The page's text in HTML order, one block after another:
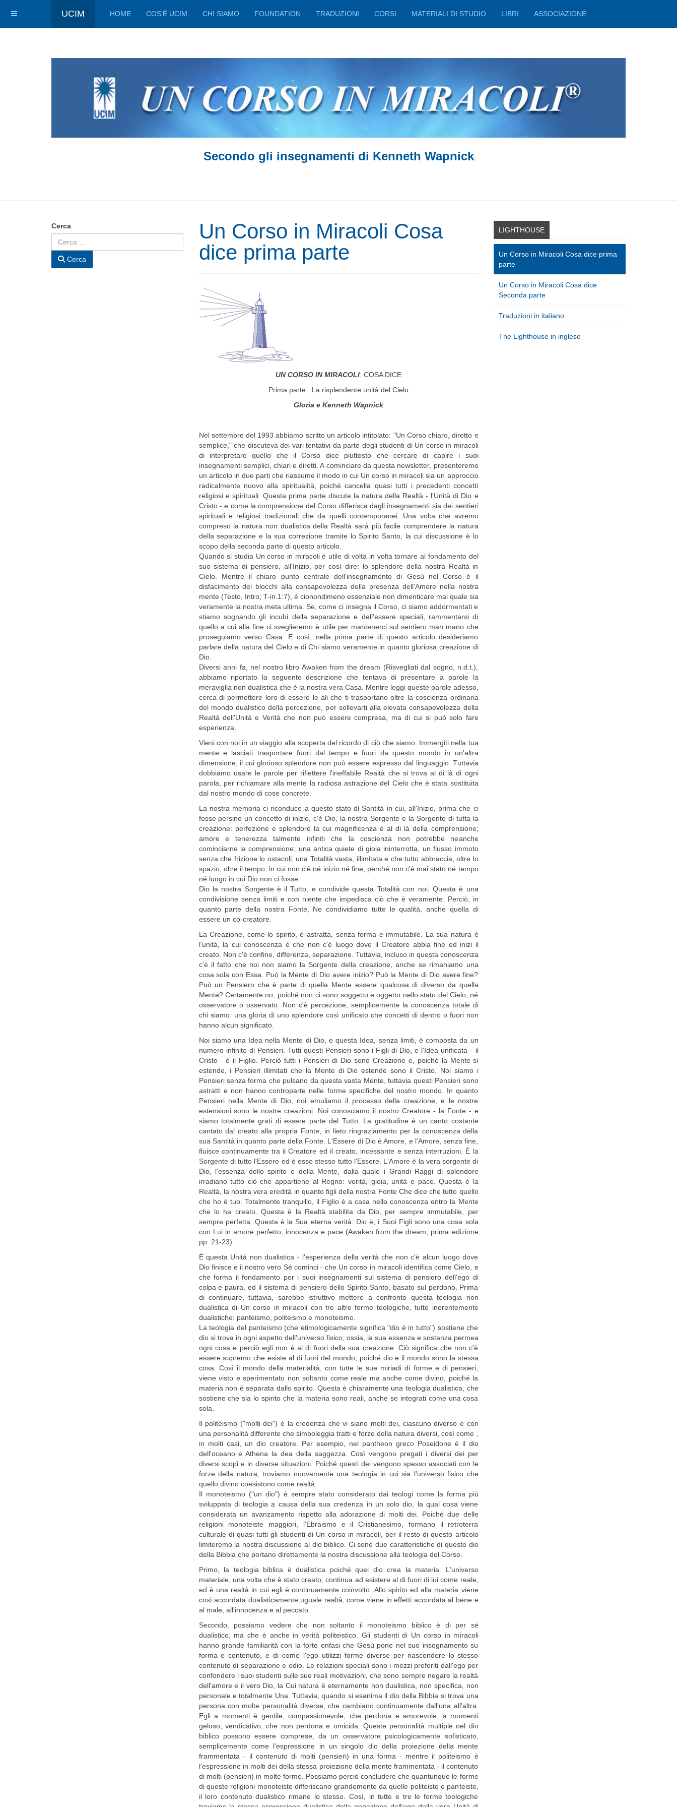
UCIM HOME COS'È UCIM CHI SIAMO FOUNDATION TRADUZIONI CORSI MATERIALI DI STUDIO LIBRI ASSOCIAZIONE
Secondo gli insegnamenti di Kenneth Wapnick
Un Corso in Miracoli Cosa
dice prima parte
UN CORSO IN MIRACOLI: COSA DICE
Prima parte : La risplendente unità del Cielo
Gloria e Kenneth Wapnick
Nel settembre del 1993 abbiamo scritto un articolo intitolato: "Un Corso chiaro, diretto e
semplice," che discuteva dei vari tentativi da parte degli studenti di Un corso in miracoli
di interpretare quello che il Corso dice piuttosto che cercare di capire i suoi
insegnamenti semplici, chiari e diretti. A cominciare da questa newsletter, presenteremo
un articolo in due parti che riassume il modo in cui Un corso in miracoli sia un approccio
radicalmente nuovo alla spiritualità, poiché cancella quasi tutti i precedenti concetti
religiosi e spirituali. Questa prima parte discute la natura della Realtà - l'Unità di Dio e
Cristo - e come la comprensione del Corso differisca dagli insegnamenti sia dei sentieri
spirituali e religiosi tradizionali che da quelli contemporanei. Una volta che avremo
compreso la natura non dualistica della Realtà sarà più facile comprendere la natura
della separazione e la sua correzione tramite lo Spirito Santo, la cui discussione è lo
scopo della seconda parte di questo articolo.
Quando si studia Un corso in miracoli è utile di volta in volta tornare al fondamento del
suo sistema di pensiero, all'Inizio, per così dire: lo splendore della nostra Realtà in
Cielo. Mentre il chiaro punto centrale dell'insegnamento di Gesù nel Corso è il
disfacimento dei blocchi alla consapevolezza della presenza dell'Amore nella nostra
mente (Testo, Intro; T-in.1:7), è cionondimeno essenziale non dimenticare mai quale sia
veramente la nostra meta ultima. Se, come ci insegna il Corso, ci siamo addormentati e
stiamo sognando gli incubi della separazione e dell'essere speciali, rammentarsi di
quello a cui alla fine ci sveglieremo è utile per mantenerci sul sentiero man mano che
proseguiamo verso Casa. E così, nella prima parte di questo articolo desideriamo
parlare della natura del Cielo e di Chi siamo veramente in quanto gloriosa creazione di
Dio.
Diversi anni fa, nel nostro libro Awaken from the dream (Risvegliati dal sogno, n.d.t.),
abbiamo riportato la seguente descrizione che tentava di presentare a parole la
meraviglia non dualistica che è la nostra vera Casa. Mentre leggi queste parole adesso,
cerca di permettere loro di essere le ali che ti trasportano oltre la coscienza ordinaria
del mondo dualistico della percezione, per sollevarti alla elevata consapevolezza della
Realtà dell'Unità e Verità che non può essere compresa, ma di cui si può solo fare
esperienza.
Vieni con noi in un viaggio alla scoperta del ricordo di ciò che siamo. Immergiti nella tua
mente e lasciati trasportare fuori dal tempo e fuori da questo mondo in un'altra
dimensione, il cui glorioso splendore non può essere espresso dal linguaggio. Tuttavia
dobbiamo usare le parole per riflettere l'ineffabile Realtà che si trova al di là di ogni
parola, per richiamare alla mente la radiosa astrazione del Cielo che è stata sostituita
dal nostro mondo di cose concrete.
La nostra memoria ci riconduce a questo stato di Santità in cui, all'Inizio, prima che ci
fosse persino un concetto di inizio, c'è Dio, la nostra Sorgente e la Sorgente di tutta la
creazione: perfezione e splendore la cui magnificenza è al di là della comprensione;
amore e tenerezza talmente infiniti che la coscienza non potrebbe neanche
cominciarne la comprensione; una antica quiete di gioia ininterrotta, un flusso immoto
senza che frizione lo ostacoli; una Totalità vasta, illimitata e che tutto abbraccia, oltre lo
spazio, oltre il tempo, in cui non c'è né inizio né fine, perché non c'è mai stato né tempo
né luogo in cui Dio non ci fosse.
Dio la nostra Sorgente è il Tutto, e condivide questa Totalità con noi. Questa è una
condivisione senza limiti e con niente che impedisca ciò che è veramente. Perciò, in
quanto parte della nostra Fonte, Ne condividiamo tutte le qualità, anche quella di
essere un co-creatore.
La Creazione, come lo spirito, è astratta, senza forma e immutabile. La sua natura è
l'unità, la cui conoscenza è che non c'è luogo dove il Creatore abbia fine ed inizi il
creato. Non c'è confine, differenza, separazione. Tuttavia, incluso in questa conoscenza
c'è il fatto che noi non siamo la Sorgente della creazione, anche se rimaniamo una
cosa sola con Essa. Può la Mente di Dio avere inizio? Può la Mente di Dio avere fine?
Può un Pensiero che è parte di quella Mente essere qualcosa di diverso da quella
Mente? Certamente no, poiché non ci sono soggetto e oggetto nello stato del Cielo; né
osservatore o osservato. Non c'è percezione, semplicemente la conoscenza totale di
chi siamo: una gloria di uno splendore così unificato che concetti di dentro o fuori non
hanno alcun significato.
Noi siamo una Idea nella Mente di Dio, e questa Idea, senza limiti, è composta da un
numero infinito di Pensieri. Tutti questi Pensieri sono i Figli di Dio, e l'Idea unificata - il
Cristo - è il Figlio. Perciò tutti i Pensieri di Dio sono Creazione e, poiché la Mente si
estende, i Pensieri illimitati che la Mente di Dio estende sono il Cristo. Noi siamo i
Pensieri senza forma che pulsano da questa vasta Mente, tuttavia questi Pensieri sono
astratti e non hanno controparte nelle forme specifiche del nostro mondo. In quanto
Pensieri nella Mente di Dio, noi emuliamo il processo della creazione, e le nostre
estensioni sono le nostre creazioni. Noi conosciamo il nostro Creatore - la Fonte - e
siamo totalmente grati di essere parte del Tutto. La gratitudine è un canto costante
cantato dal creato alla propria Fonte, in lieto ringraziamento per la conoscenza della
sua Santità in quanto parte della Fonte. L'Essere di Dio è Amore, e l'Amore, senza fine,
fluisce continuamente tra il Creatore ed il creato, incessante e senza interruzioni. È la
Sorgente di tutto l'Essere ed è esso stesso tutto l'Essere. L'Amore è la vera sorgente di
Dio, l'essenza dello spirito e della Mente, dalla quale i Grandi Raggi di splendore
irradiano tutto ciò che appartiene al Regno: verità, gioia, unità e pace. Questa è la
Realtà, la nostra vera eredità in quanto figli della nostra Fonte Che dice che tutto quello
che ho è tuo. Totalmente tranquillo, il Figlio è a casa nella conoscenza entro la Mente
che lo ha creato. Questa è la Realtà stabilita da Dio, per sempre immutabile, per
sempre perfetta. Questa è la Sua eterna verità: Dio è; i Suoi Figli sono una cosa sola
con Lui in amore perfetto, innocenza e pace (Awaken from the dream, prima edizione
pp. 21-23).
È questa Unità non dualistica - l'esperienza della verità che non c'è alcun luogo dove
Dio finisce e il nostro vero Sé cominci - che Un corso in miracoli identifica come Cielo, e
che forma il fondamento per i suoi insegnamenti sul sistema di pensiero dell'ego di
colpa e paura, ed il sistema di pensiero dello Spirito Santo, basato sul perdono. Prima
di continuare, tuttavia, sarebbe istruttivo mettere a confronto questa teologia non
dualistica di Un corso in miracoli con tre altre forme teologiche, tutte inerentemente
dualistiche: panteismo, politeismo e monoteismo.
La teologia del panteismo (che etimologicamente significa "dio è in tutto") sostiene che
dio si trova in ogni aspetto dell'universo fisico; ossia, la sua essenza e sostanza permea
ogni cosa e perciò egli non è al di fuori della sua creazione. Ciò significa che non c'è
essere supremo che esiste al di fuori del mondo, poiché dio e il mondo sono la stessa
cosa. Così il mondo della materialità, con tutte le sue miriadi di forme e di pensieri,
viene visto e sperimentato non soltanto come reale ma anche come divino, poiché la
materia non è separata dallo spirito. Questa è chiaramente una teologia dualistica, che
sostiene che sia lo spirito che la materia sono reali, anche se integrati come una cosa
sola.
Il politeismo ("molti dei") è la credenza che vi siano molti dei, ciascuno diverso e con
una personalità differente che simboleggia tratti e forze della natura diversi, così come ,
in molti casi, un dio creatore. Per esempio, nel pantheon greco Poseidone è il dio
dell'oceano e Athena la dea della saggezza. Così vengono pregati i diversi dei per
diversi scopi e in diverse situazioni. Poiché questi dei vengono spesso associati con le
forze della natura, troviamo nuovamente una teologia in cui sia l'universo fisico che
quello divino coesistono come realtà.
Il monoteismo ("un dio") è sempre stato considerato dai teologi come la forma più
sviluppata di teologia a causa della sua credenza in un solo dio, la qual cosa viene
considerata un avanzamento rispetto alla adorazione di molti dei. Poiché due delle
religioni monoteiste maggiori, l'Ebraismo e il Cristianesimo, formano il retroterra
culturale di quasi tutti gli studenti di Un corso in miracoli, per il resto di questo articolo
limiteremo la nostra discussione al dio biblico. Ci sono due caratteristiche di questo dio
della Bibbia che portano direttamente la nostra discussione alla teologia del Corso.
Primo, la teologia biblica è dualistica poiché quel dio crea la materia. L'universo
materiale, una volta che è stato creato, continua ad esistere al di fuori di lui come reale,
ed è una realtà in cui egli è continuamente coinvolto. Allo spirito ed alla materia viene
così accordata dualisticamente uguale realtà, come viene in effetti accordata al bene e
al male, all'innocenza e al peccato.
Secondo, possiamo vedere che non soltanto il monoteismo biblico è di per sé
dualistico, ma che è anche in verità politeistico. Gli studenti di Un corso in miracoli
hanno grande familiarità con la forte enfasi che Gesù pone nel suo insegnamento su
forma e contenuto, e di come l'ego utilizzi forme diverse per nascondere lo stesso
contenuto di separazione e odio. Le relazioni speciali sono i mezzi preferiti dall'ego per
confondere i suoi studenti sulle sue reali motivazioni, che sono sempre negare la realtà
dell'amore e il vero Dio, la Cui natura è eternamente non dualistica, non specifica, non
personale e totalmente Una. Tuttavia, quando si esanima il dio della Bibbia si trova una
persona con molte personalità diverse, che cambiano continuamente dall'una all'altra.
Egli a momenti è gentile, compassionevole, che perdona e amorevole; a momenti
geloso, vendicativo, che non perdona e omicida. Queste personalità multiple nel dio
biblico possono essere comprese, da un osservatore psicologicamente sofisticato,
semplicemente come l'espressione in un singolo dio della proiezione della mente
frammentata - il contenuto di molti (pensieri) in una forma - mentre il politeismo è
l'espressione in molti dei della stessa proiezione della mente frammentata - il contenuto
di molti (pensieri) in molte forme. Possiamo perciò concludere che quantunque le forme
di queste religioni monoteiste differiscano grandemente da quelle politeiste e panteiste,
il loro contenuto dualistico rimane lo stesso. Così, in tutte e tre le forme teologiche
Cerca
Cerca
LIGHTHOUSE
Un Corso in Miracoli Cosa dice prima
parte
Un Corso in Miracoli Cosa dice
Seconda parte
Traduzioni in italiano
The Lighthouse in inglese